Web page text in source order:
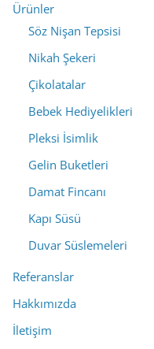
Ürünler
Söz Nişan Tepsisi
Nikah Şekeri
Çikolatalar
Bebek Hediyelikleri
Pleksi İsimlik
Gelin Buketleri
Damat Fincanı
Kapı Süsü
Duvar Süslemeleri
Referanslar
Hakkımızda
İletişim